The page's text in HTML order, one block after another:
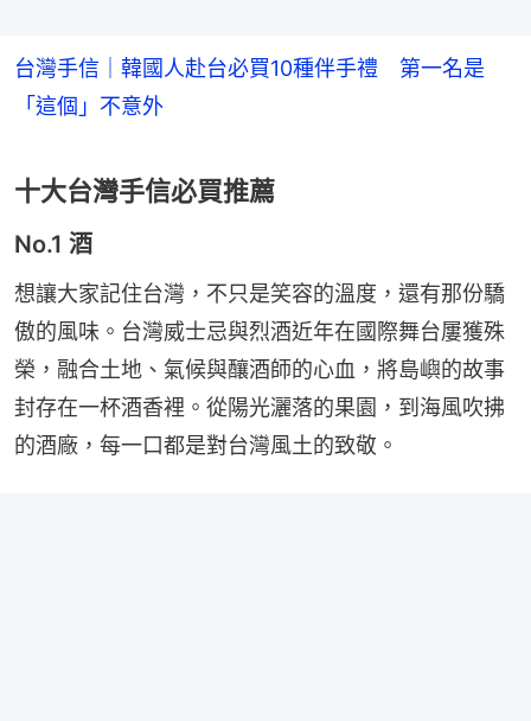
台灣手信｜韓國人赴台必買10種伴手禮 第一名是
「這個」不意外
十大台灣手信必買推薦
No.1 酒
想讓大家記住台灣，不只是笑容的溫度，還有那份驕
傲的風味。台灣威士忌與烈酒近年在國際舞台屢獲殊
榮，融合土地、氣候與釀酒師的心血，將島嶼的故事
封存在一杯酒香裡。從陽光灑落的果園，到海風吹拂
的酒廠，每一口都是對台灣風土的致敬。